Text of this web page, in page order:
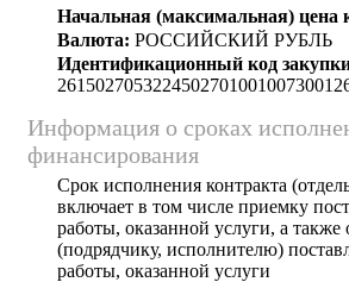
Начальная (максимальная) цена
Валюта: РОССИЙСКИЙ РУБЛЬ
Идентификационный код
Информация о сроках
финансирования
Срок исполнения контракта
включает в том числе приемку
работы, оказанной услуги, а
(подрядчику, исполнителю)
работы, оказанной услуги